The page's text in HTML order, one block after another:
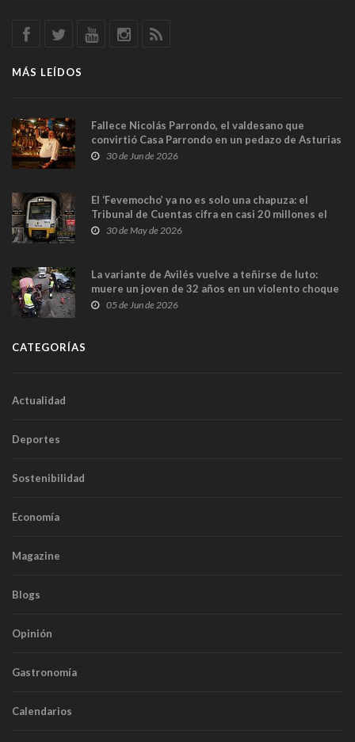
MÁS LEÍDOS
Fallece Nicolás Parrondo, el valdesano que
convirtió Casa Parrondo en un pedazo de Asturias
en Madrid
30 de Jun de 2026
El ‘Fevemocho’ ya no es solo una chapuza: el
Tribunal de Cuentas cifra en casi 20 millones el
sobrecoste de los trenes que no cabían por los
30 de May de 2026
La variante de Avilés vuelve a teñirse de luto:
muere un joven de 32 años en un violento choque
frontal
05 de Jun de 2026
CATEGORÍAS
Actualidad
Deportes
Sostenibilidad
Economía
Magazine
Blogs
Opinión
Gastronomía
Calendarios